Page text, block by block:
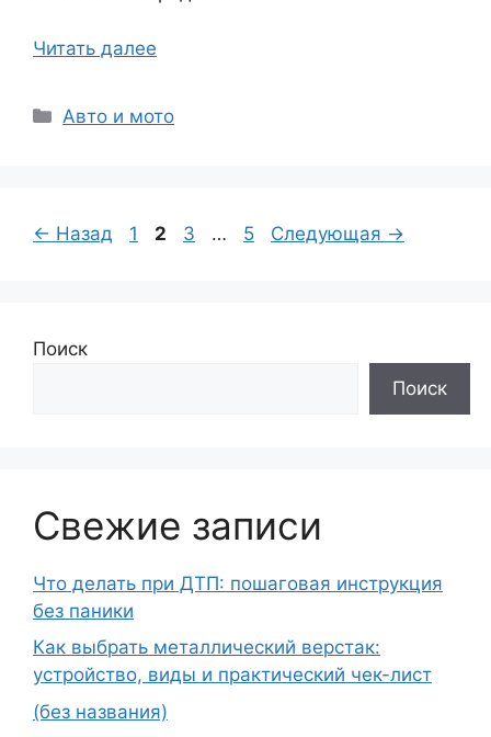
Читать далее
Рубрики
Авто и мото
← Назад Страница
1 Страница
2 Страница
3 … Страница
5 Следующая →
Поиск
Поиск
Свежие записи
Что делать при ДТП: пошаговая инструкция
без паники
Как выбрать металлический верстак:
устройство, виды и практический чек-лист
(без названия)